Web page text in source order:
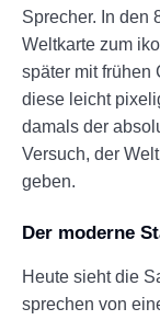
Sprecher. In den
Weltkarte zum
später mit frühen
diese leicht
damals der
Versuch, der
geben.
Der moderne
Heute sieht die
sprechen von